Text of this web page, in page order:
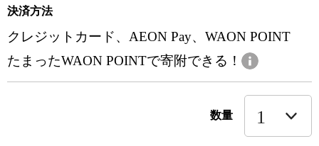
決済方法
クレジットカード、AEON Pay、WAON POINT
たまったWAON POINTで寄附できる！
数量